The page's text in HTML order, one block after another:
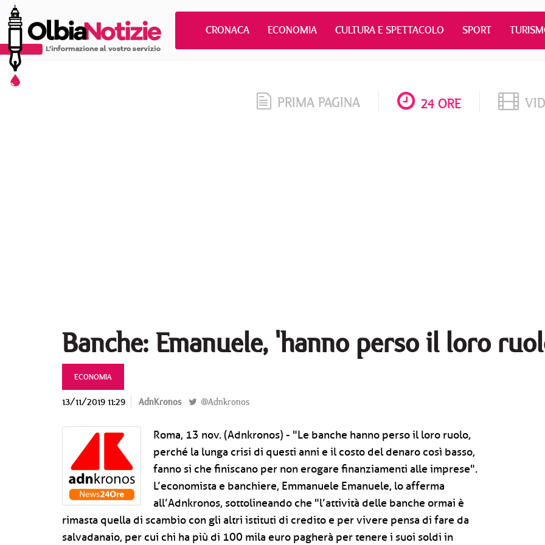
CRONACA ECONOMIA CULTURA E SPETTACOLO SPORT
PRIMA PAGINA 24 ORE
Banche: Emanuele, 'hanno perso il loro
ECONOMIA
13/11/2019 11:29 AdnKronos @Adnkronos
Roma, 13 nov. (Adnkronos) - "Le banche hanno perso il loro ruolo,
perché la lunga crisi di questi anni e il costo del denaro così basso,
fanno si che finiscano per non erogare finanziamenti alle imprese".
L’economista e banchiere, Emmanuele Emanuele, lo afferma
all’Adnkronos, sottolineando che "l’attività delle banche ormai è
rimasta quella di scambio con gli altri istituti di credito e per vivere pensa di fare da
salvadanaio, per cui chi ha più di 100 mila euro pagherà per tenere i suoi soldi in